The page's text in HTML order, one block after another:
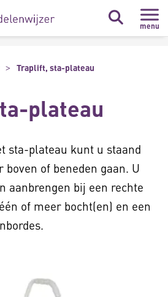
menu
Traplift, sta-plateau
plateau
sta-plateau kunt u staand
of beneden gaan. U
aanbrengen bij een rechte
of meer bocht(en) en een